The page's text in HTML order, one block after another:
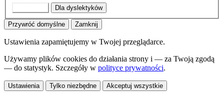
Dla dyslektyków
Przywróć domyślne Zamknij
Ustawienia zapamiętujemy w Twojej przeglądarce.
Używamy plików cookies do działania strony i — za Twoją zgodą
— do statystyk. Szczegóły w polityce prywatności.
Ustawienia Tylko niezbędne Akceptuj wszystkie